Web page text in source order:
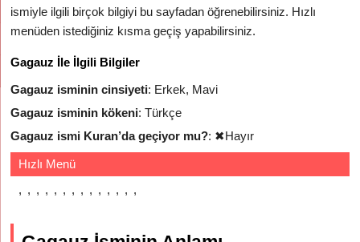
ismiyle ilgili birçok bilgiyi bu sayfadan öğrenebilirsiniz. Hızlı
menüden istediğiniz kısma geçiş yapabilirsiniz.
Gagauz İle İlgili Bilgiler
Gagauz isminin cinsiyeti: Erkek, Mavi
Gagauz isminin kökeni: Türkçe
Gagauz ismi Kuran’da geçiyor mu?: ✖Hayır
Hızlı Menü